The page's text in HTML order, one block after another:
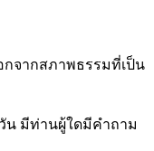
จากสภาพธรรมที่เป็น
น มีท่านผู้ใดมีคำถาม